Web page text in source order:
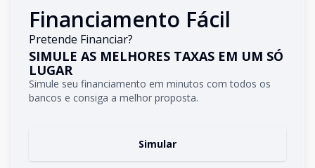
Financiamento Fácil
Pretende Financiar?
SIMULE AS MELHORES TAXAS EM UM SÓ
LUGAR
Simule seu financiamento em minutos com todos os
bancos e consiga a melhor proposta.
Simular